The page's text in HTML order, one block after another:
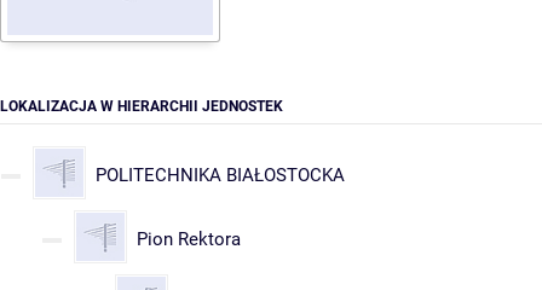
LOKALIZACJA W HIERARCHII JEDNOSTEK
POLITECHNIKA BIAŁOSTOCKA
Pion Rektora